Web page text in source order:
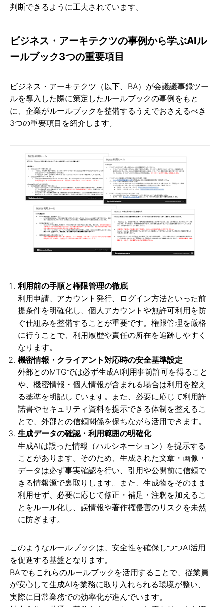
判断できるように工夫されています。
ビジネス・アーキテクツの事例から学ぶAIル
ールブック3つの重要項目
ビジネス・アーキテクツ（以下、BA）が会議議事録ツー
ルを導入した際に策定したルールブックの事例をもと
に、企業がルールブックを整備するうえでおさえるべき
3つの重要項目を紹介します。
利用前の手順と権限管理の徹底
利用申請、アカウント発行、ログイン方法といった前
提条件を明確化し、個人アカウントや無許可利用を防
ぐ仕組みを整備することが重要です。権限管理を厳格
に行うことで、利用履歴や責任の所在を追跡しやすく
なります。
機密情報・クライアント対応時の安全基準設定
外部とのMTGでは必ず生成AI利用事前許可を得ること
や、機密情報・個人情報が含まれる場合は利用を控え
る基準を明記しています。また、必要に応じて利用許
諾書やセキュリティ資料を提示できる体制を整えるこ
とで、外部との信頼関係を保ちながら活用できます。
生成データの確認・利用範囲の明確化
生成AIは誤った情報（ハルシネーション）を提示する
ことがあります。そのため、生成された文章・画像・
データは必ず事実確認を行い、引用や公開前に信頼で
きる情報源で裏取りします。また、生成物をそのまま
利用せず、必要に応じて修正・補足・注釈を加えるこ
とをルール化し、誤情報や著作権侵害のリスクを未然
に防ぎます。
このようなルールブックは、安全性を確保しつつAI活用
を促進する基盤となります。
BAでもこれらのルールブックを活用することで、従業員
が安心して生成AIを業務に取り入れられる環境が整い、
実際に日常業務での効率化が進んでいます。